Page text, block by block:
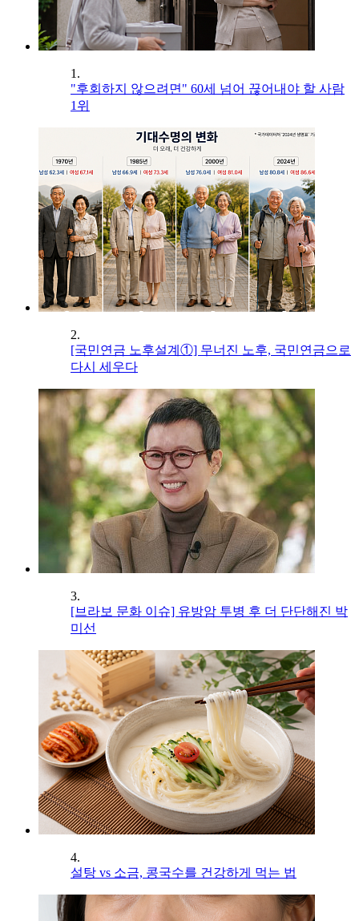
1.
"후회하지 않으려면" 60세 넘어 끊어내야 할 사람
1위
2.
[국민연금 노후설계①] 무너진 노후, 국민연금으로
다시 세우다
3.
[브라보 문화 이슈] 유방암 투병 후 더 단단해진 박
미선
4.
설탕 vs 소금, 콩국수를 건강하게 먹는 법